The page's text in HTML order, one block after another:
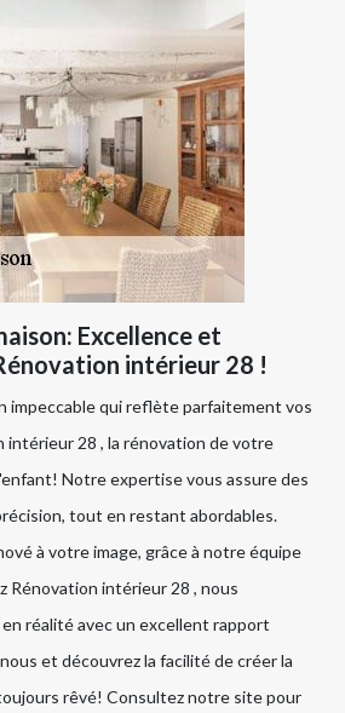
Excellence et
intérieur 28 !
impeccable qui reflète parfaitement vos
intérieur 28 , la rénovation de votre
Notre expertise vous assure des
tout en restant abordables.
à votre image, grâce à notre équipe
Rénovation intérieur 28 , nous
réalité avec un excellent rapport
et découvrez la facilité de créer la
rêvé! Consultez notre site pour